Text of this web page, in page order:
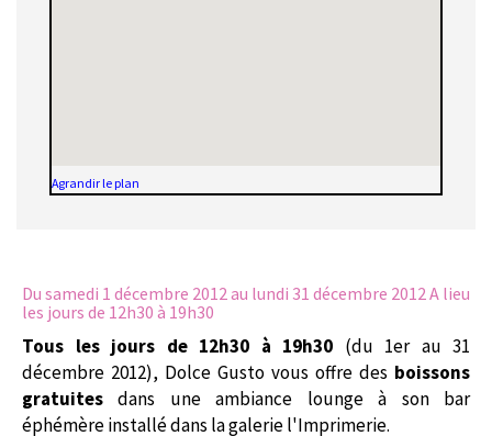
Agrandir le plan
Du samedi 1 décembre 2012au lundi 31 décembre 2012 A lieu
les jours de 12h30 à 19h30
Tous les jours de 12h30 à 19h30 (du 1er au 31
décembre 2012), Dolce Gusto vous offre des boissons
gratuites dans une ambiance lounge à son bar
éphémère installé dans la galerie l'Imprimerie.